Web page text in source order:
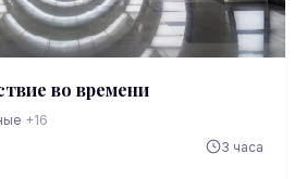
во времени
+16
3 часа